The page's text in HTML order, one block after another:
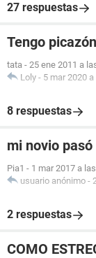
27 respuestas
Tengo
tata - 25 ene 2011 a
Loly - 5 mar 2020
8 respuestas
mi novio
Pia1 - 1 mar 2017 a
usuario anónimo -
2 respuestas
COMO